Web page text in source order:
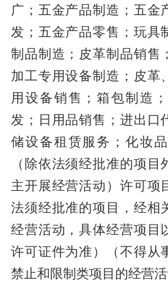
广；五金产品制造；五金
发；五金产品零售；玩具
制品制造；皮革制品销售
加工专用设备制造；皮革
用设备销售；箱包制造
发；日用品销售；进出口
储设备租赁服务；化妆
（除依法须经批准的项
主开展经营活动）许可项
法须经批准的项目，经相
经营活动，具体经营项目
许可证件为准）（不得从
禁止和限制类项目的经营活